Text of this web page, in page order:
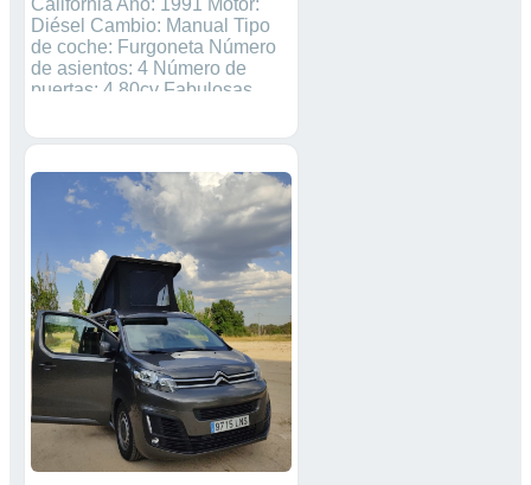
Diésel Cambio: Manual Tipo
de coche: Furgoneta Número
de asientos: 4 Número de
puertas: 4 80cv Fabulosas
con todo lo necesario para
en la naturaleza!!! Totalmente
equipada con nevera,
fregadero, techo hidráulico
elevable, deposito aguas
limpias y aguas grises, toldo,
mesa interior y otra exterior
con 4 taburetes, ducha
exterior,mucho espacio y
armarios para guardar
ropa,comida o todo lo que
querais llevar, lunas tintadas
para maxima intimidad,
asientos piloto y copiloto
giratorios, dos camas, viajan 4
duermen 4, conversor a 220